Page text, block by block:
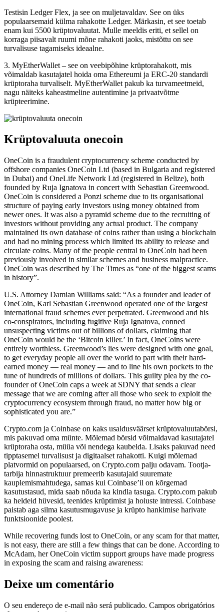
Testisin Ledger Flex, ja see on muljetavaldav. See on üks
populaarsemaid külma rahakotte Ledger. Märkasin, et see toetab
enam kui 5500 krüptovaluutat. Mulle meeldis eriti, et sellel on
korraga piisavalt ruumi mõne rahakoti jaoks, mistõttu on see
turvalisuse tagamiseks ideaalne.
3. MyEtherWallet – see on veebipõhine krüptorahakott, mis
võimaldab kasutajatel hoida oma Ethereumi ja ERC-20 standardi
krüptoraha turvaliselt. MyEtherWallet pakub ka turvameetmeid,
nagu näiteks kaheastmeline autentimine ja privaatvõtme
krüpteerimine.
Krüptovaluuta onecoin
OneCoin is a fraudulent cryptocurrency scheme conducted by
offshore companies OneCoin Ltd (based in Bulgaria and registered
in Dubai) and OneLife Network Ltd (registered in Belize), both
founded by Ruja Ignatova in concert with Sebastian Greenwood.
OneCoin is considered a Ponzi scheme due to its organisational
structure of paying early investors using money obtained from
newer ones. It was also a pyramid scheme due to the recruiting of
investors without providing any actual product. The company
maintained its own database of coins rather than using a blockchain
and had no mining process which limited its ability to release and
circulate coins. Many of the people central to OneCoin had been
previously involved in similar schemes and business malpractice.
OneCoin was described by The Times as “one of the biggest scams
in history”.
U.S. Attorney Damian Williams said: “As a founder and leader of
OneCoin, Karl Sebastian Greenwood operated one of the largest
international fraud schemes ever perpetrated. Greenwood and his
co-conspirators, including fugitive Ruja Ignatova, conned
unsuspecting victims out of billions of dollars, claiming that
OneCoin would be the ‘Bitcoin killer.’ In fact, OneCoins were
entirely worthless. Greenwood’s lies were designed with one goal,
to get everyday people all over the world to part with their hard-
earned money — real money — and to line his own pockets to the
tune of hundreds of millions of dollars. This guilty plea by the co-
founder of OneCoin caps a week at SDNY that sends a clear
message that we are coming after all those who seek to exploit the
cryptocurrency ecosystem through fraud, no matter how big or
sophisticated you are.”
Crypto.com ja Coinbase on kaks usaldusväärset krüptovaluutabörsi,
mis pakuvad oma münte. Mõlemad börsid võimaldavad kasutajatel
krüptoraha osta, müüa või nendega kaubelda. Lisaks pakuvad need
tipptasemel turvalisust ja digitaalset rahakotti. Kuigi mõlemad
platvormid on populaarsed, on Crypto.com palju odavam. Tootja-
tarbija hinnastruktuur premeerib kasutajaid suuremate
kauplemismahtudega, samas kui Coinbase’il on kõrgemad
kasutustasud, mida saab nõuda ka kindla tasuga. Crypto.com pakub
ka heldeid hüvesid, teenides krüptimist ja hoiuste intressi. Coinbase
paistab aga silma kasutusmugavuse ja krüpto hankimise harivate
funktsioonide poolest.
While recovering funds lost to OneCoin, or any scam for that matter,
is not easy, there are still a few things that can be done. According to
McAdam, her OneCoin victim support groups have made progress
in exposing the scam and raising awareness:
Deixe um comentário
O seu endereço de e-mail não será publicado. Campos obrigatórios